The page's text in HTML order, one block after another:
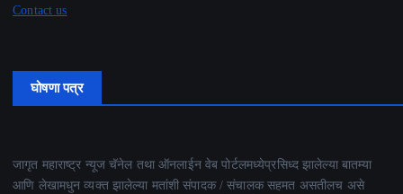
Contact us
घोषणा पत्र
जागृत महाराष्ट्र न्यूज चॅनेल तथा ऑनलाईन वेब पोर्टलमध्येप्रसिध्द झालेल्या बातम्या
आणि लेखामधुन व्यक्त झालेल्या मतांशी संपादक / संचालक सहमत असतीलच असे